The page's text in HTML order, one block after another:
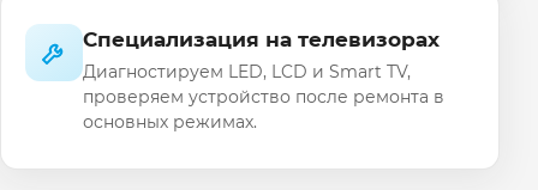
Специализация на телевизорах
Диагностируем LED, LCD и Smart TV,
проверяем устройство после ремонта в
основных режимах.